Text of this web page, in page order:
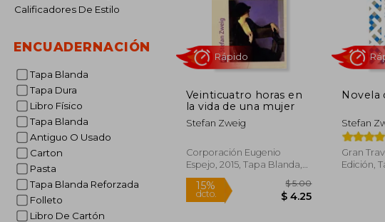
Calificadores De Estilo
ENCUADERNACIÓN
Tapa Blanda
Tapa Dura
Libro Físico
Tapa Blanda
Antiguo O Usado
Carton
Pasta
Tapa Blanda Reforzada
Folleto
Libro De Cartón
Veinticuatro horas en
la vida de una mujer
Stefan Zweig
Corporación Eugenio
Espejo, 2015, Tapa Blanda,
Nuevo
Rápido
Novela
Stefan
Gran
Edición,